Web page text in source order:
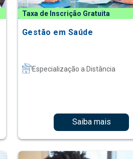
Taxa de Inscrição Gratuita
Gestão em Saúde
Especialização a Distância
Saiba mais